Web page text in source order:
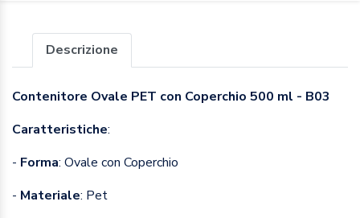
Descrizione
Contenitore Ovale PET con Coperchio 500 ml - B03
Caratteristiche:
- Forma: Ovale con Coperchio
- Materiale: Pet